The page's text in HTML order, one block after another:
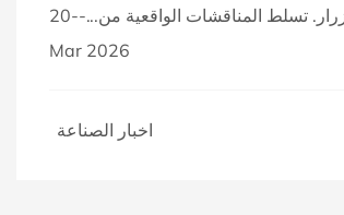
الضغط على الأزرار. تسلط المناقشات الواقعية من...--20
Mar 2026
اخبار الصناعة